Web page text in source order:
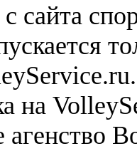
сайта
на
агенство